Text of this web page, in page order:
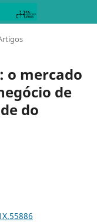
o mercado
de
do